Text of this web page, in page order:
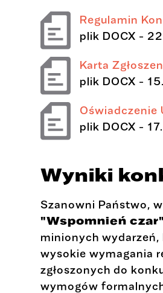
Regulamin
plik DOCX -
Karta
plik DOCX -
Oświadczenie
plik DOCX -
Wyniki
Szanowni Państwo,
"Wspomnień czar"
minionych wydarzeń,
wysokie wymagania
zgłoszonych do
wymogów